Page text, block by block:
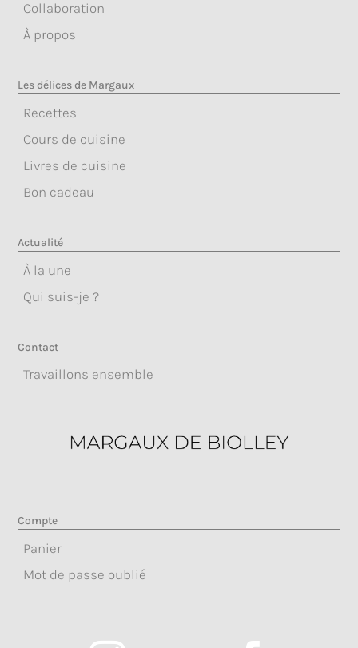
Collaboration
À propos
Les délices de Margaux
Recettes
Cours de cuisine
Livres de cuisine
Bon cadeau
Actualité
À la une
Qui suis-je ?
Contact
Travaillons ensemble
Compte
Panier
Mot de passe oublié